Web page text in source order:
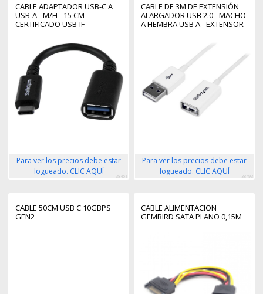
CABLE ADAPTADOR USB-C A
USB-A - M/H - 15 CM -
CERTIFICADO USB-IF
Para ver los precios debe estar
logueado. CLIC AQUÍ
38451
CABLE DE 3M DE EXTENSIÓN
ALARGADOR USB 2.0 - MACHO
A HEMBRA USB A - EXTENSOR -
Para ver los precios debe estar
logueado. CLIC AQUÍ
38493
CABLE 50CM USB C 10GBPS
GEN2
CABLE ALIMENTACION
GEMBIRD SATA PLANO 0,15M